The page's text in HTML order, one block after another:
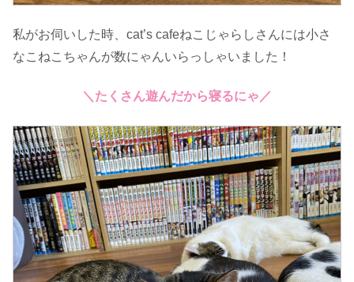
私がお伺いした時、cat’s cafeねこじゃらしさんには小さ
なこねこちゃんが数にゃんいらっしゃいました！
＼たくさん遊んだから寝るにゃ／